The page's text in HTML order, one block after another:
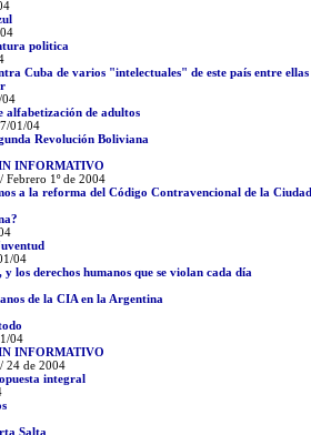
politica
Cuba de varios "intelectuales" de este país entre ellas
04
alfabetización de adultos
01/04
Revolución Boliviana
INFORMATIVO
1º de 2004
a la reforma del Código Contravencional de la Ciudad
04
los derechos humanos que se violan cada día
de la CIA en la Argentina
04
INFORMATIVO
24 de 2004
integral
Salta